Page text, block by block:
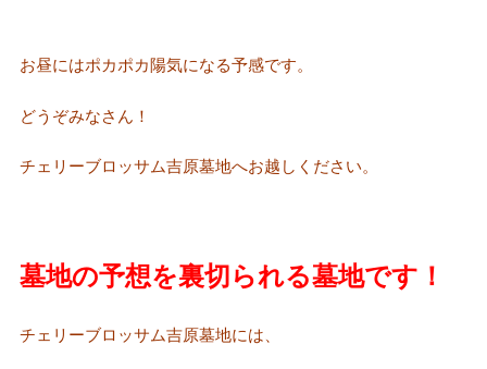
お昼にはポカポカ陽気になる予感です。
どうぞみなさん！
チェリーブロッサム吉原墓地へお越しください。
墓地の予想を裏切られる墓地です！
チェリーブロッサム吉原墓地には、